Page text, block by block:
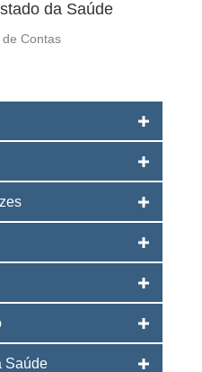
da Saúde
Contas
Saúde